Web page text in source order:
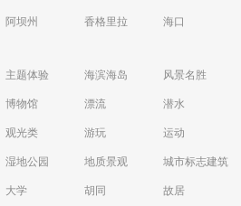
阿坝州 香格里拉 海口
主题体验 海滨海岛 风景名胜
博物馆 漂流 潜水
观光类 游玩 运动
湿地公园 地质景观 城市标志建筑
大学 胡同 故居